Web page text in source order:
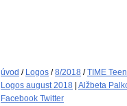
úvod / Logos /8/2018 /TIME
Logos august 2018 Alžbeta
Facebook Twitter